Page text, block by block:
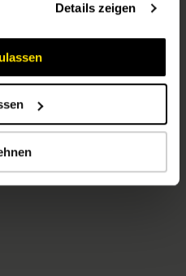
Details zeigen